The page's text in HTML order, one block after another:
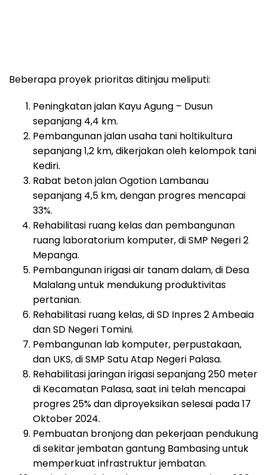
Beberapa proyek prioritas ditinjau meliputi:
Peningkatan jalan Kayu Agung – Dusun
sepanjang 4,4 km.
Pembangunan jalan usaha tani holtikultura
sepanjang 1,2 km, dikerjakan oleh kelompok tani
Kediri.
Rabat beton jalan Ogotion Lambanau
sepanjang 4,5 km, dengan progres mencapai
33%.
Rehabilitasi ruang kelas dan pembangunan
ruang laboratorium komputer, di SMP Negeri 2
Mepanga.
Pembangunan irigasi air tanam dalam, di Desa
Malalang untuk mendukung produktivitas
pertanian.
Rehabilitasi ruang kelas, di SD Inpres 2 Ambeaia
dan SD Negeri Tomini.
Pembangunan lab komputer, perpustakaan,
dan UKS, di SMP Satu Atap Negeri Palasa.
Rehabilitasi jaringan irigasi sepanjang 250 meter
di Kecamatan Palasa, saat ini telah mencapai
progres 25% dan diproyeksikan selesai pada 17
Oktober 2024.
Pembuatan bronjong dan pekerjaan pendukung
di sekitar jembatan gantung Bambasing untuk
memperkuat infrastruktur jembatan.